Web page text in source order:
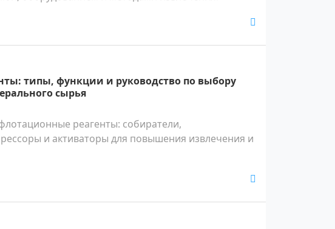
типы, функции и руководство по выбору
сырья
реагенты: собиратели,
и активаторы для повышения извлечения и